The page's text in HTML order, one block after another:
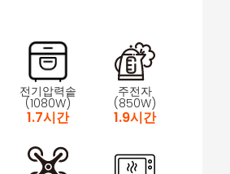
전기압력솥
(1080W)
1.7시간
주전자
(850W)
1.9시간